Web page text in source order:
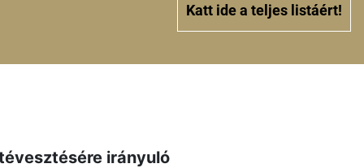
Katt ide a teljes listáért!
irányuló